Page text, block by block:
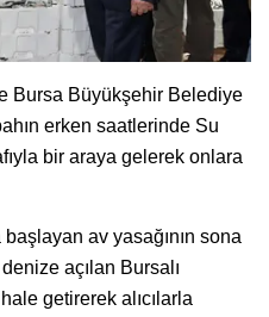
Bursa Büyükşehir Belediye
erken saatlerinde Su
bir araya gelerek onlara
başlayan av yasağının sona
açılan Bursalı
hale getirerek alıcılarla